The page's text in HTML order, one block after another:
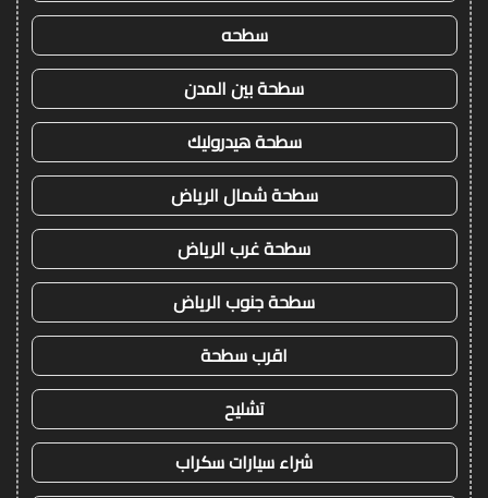
سطحه
سطحة بين المدن
سطحة هيدروليك
سطحة شمال الرياض
سطحة غرب الرياض
سطحة جنوب الرياض
اقرب سطحة
تشليح
شراء سيارات سكراب